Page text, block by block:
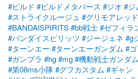
#ビルド #ビルドメタバース #ジオ #ジ
#ストライクルージュ #グリモアレッ
#BANDAISPIRITS#bb戦士#ゼフィラ
#バンダイスピリッツ #ジージェネ #g
#ターンエー #ターンエーガンダム #
#ガンプラ #hg#mg#機動戦士ガンダム
#第08ms小隊#グフカスタム #ギャン